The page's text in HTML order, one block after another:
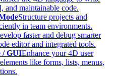
and maintainable code.
Structure projects and
in team environments.
faster and debug smarter
editor and integrated tools.
/ GUIEnhance your 4D user
like forms, lists, menus,